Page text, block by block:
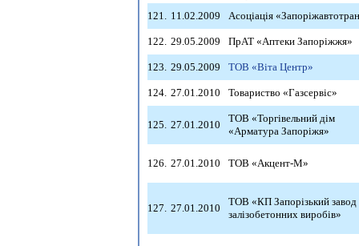
121. 11.02.2009 Асоціація
122. 29.05.2009 ПрАТ «Аптеки Запоріжжя»
123. 29.05.2009 ТОВ «Віта Центр»
124. 27.01.2010 Товариство «Газсервіс»
125. 27.01.2010
ТОВ «Торгівельний дім
«Арматура Запоріжя»
126. 27.01.2010 ТОВ «Акцент-М»
127. 27.01.2010
ТОВ «КП Запорізький завод
залізобетонних виробів»